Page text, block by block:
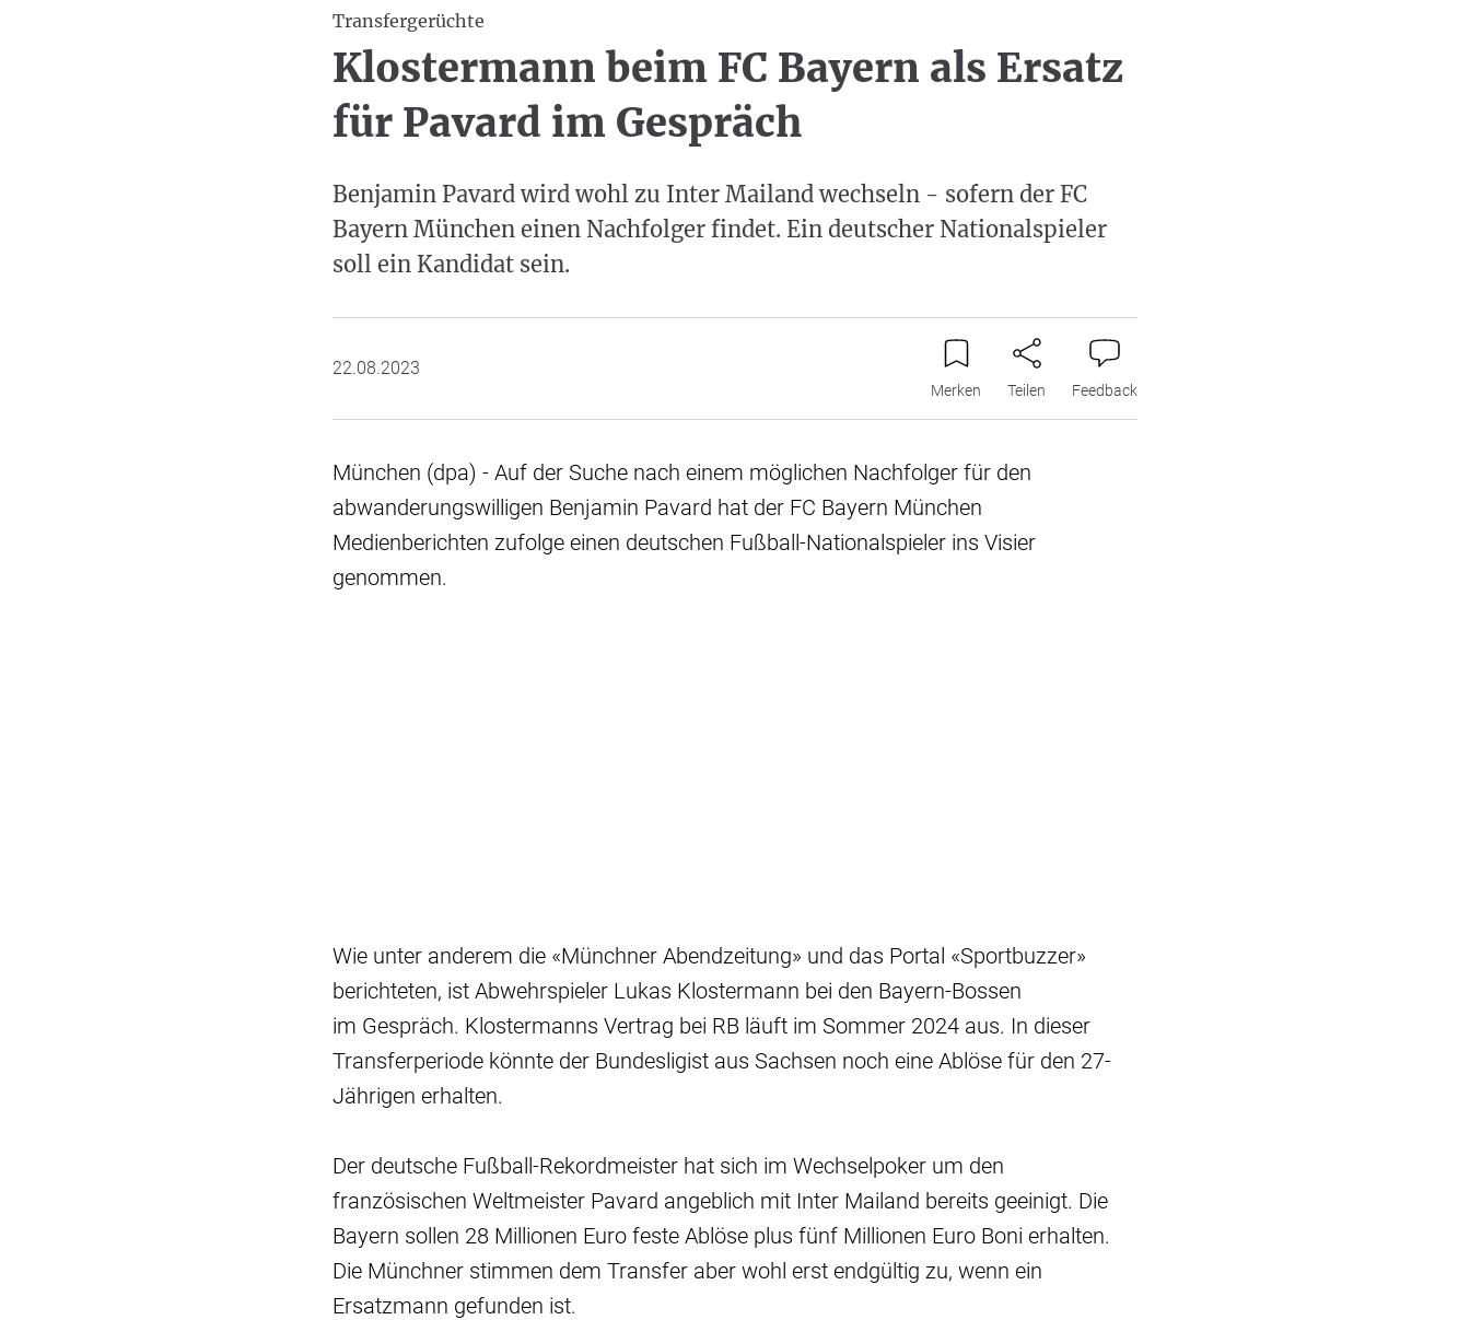
Transfergerüchte
Klostermann beim FC Bayern als Ersatz
für Pavard im Gespräch
Benjamin Pavard wird wohl zu Inter Mailand wechseln - sofern der FC
Bayern München einen Nachfolger findet. Ein deutscher Nationalspieler
soll ein Kandidat sein.
22.08.2023
Merken Teilen Feedback
München (dpa) - Auf der Suche nach einem möglichen Nachfolger für den
abwanderungswilligen Benjamin Pavard hat der FC Bayern München
Medienberichten zufolge einen deutschen Fußball-Nationalspieler ins Visier
genommen.
Wie unter anderem die «Münchner Abendzeitung» und das Portal «Sportbuzzer»
berichteten, ist Abwehrspieler Lukas Klostermann bei den Bayern-Bossen
im Gespräch. Klostermanns Vertrag bei RB läuft im Sommer 2024 aus. In dieser
Transferperiode könnte der Bundesligist aus Sachsen noch eine Ablöse für den 27-
Jährigen erhalten.
Der deutsche Fußball-Rekordmeister hat sich im Wechselpoker um den
französischen Weltmeister Pavard angeblich mit Inter Mailand bereits geeinigt. Die
Bayern sollen 28 Millionen Euro feste Ablöse plus fünf Millionen Euro Boni erhalten.
Die Münchner stimmen dem Transfer aber wohl erst endgültig zu, wenn ein
Ersatzmann gefunden ist.